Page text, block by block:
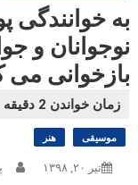
به خوانندگی
نوجوانان و
بازخوانی می
موسیقی هنر
تیر ۲۰, ۱۳۹۸